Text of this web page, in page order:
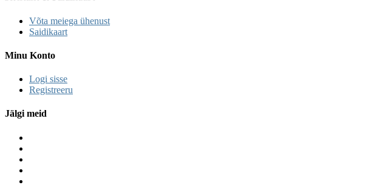
Võta meiega ühenust
Saidikaart
Minu Konto
Logi sisse
Registreeru
Jälgi meid